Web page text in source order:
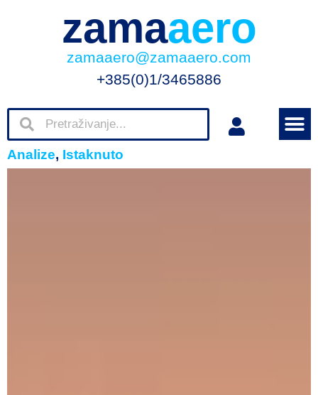
zamaaero
zamaaero@zamaaero.com
+385(0)1/3465886
Analize, Istaknuto